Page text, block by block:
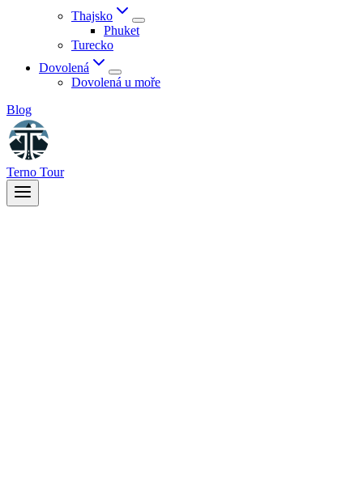
Thajsko
Phuket
Turecko
Dovolená
Dovolená u moře
Blog
Terno Tour